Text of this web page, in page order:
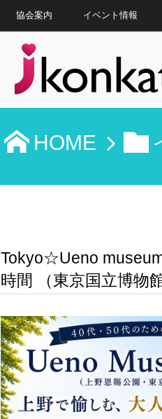
協会案内 イベント情報
HOME
Tokyo☆Ueno
時間 （東京国立博物